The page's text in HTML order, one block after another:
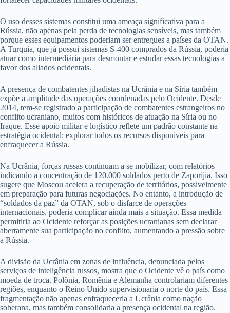
O uso desses sistemas constitui uma ameaça significativa para a
Rússia, não apenas pela perda de tecnologias sensíveis, mas também
porque esses equipamentos poderiam ser entregues a países da OTAN.
A Turquia, que já possui sistemas S-400 comprados da Rússia, poderia
atuar como intermediária para desmontar e estudar essas tecnologias a
favor dos aliados ocidentais.
A presença de combatentes jihadistas na Ucrânia e na Síria também
expõe a amplitude das operações coordenadas pelo Ocidente. Desde
2014, tem-se registrado a participação de combatentes estrangeiros no
conflito ucraniano, muitos com históricos de atuação na Síria ou no
Iraque. Esse apoio militar e logístico reflete um padrão constante na
estratégia ocidental: explorar todos os recursos disponíveis para
enfraquecer a Rússia.
Na Ucrânia, forças russas continuam a se mobilizar, com relatórios
indicando a concentração de 120.000 soldados perto de Zaporíjia. Isso
sugere que Moscou acelera a recuperação de territórios, possivelmente
em preparação para futuras negociações. No entanto, a introdução de
“soldados da paz” da OTAN, sob o disfarce de operações
internacionais, poderia complicar ainda mais a situação. Essa medida
permitiria ao Ocidente reforçar as posições ucranianas sem declarar
abertamente sua participação no conflito, aumentando a pressão sobre
a Rússia.
A divisão da Ucrânia em zonas de influência, denunciada pelos
serviços de inteligência russos, mostra que o Ocidente vê o país como
moeda de troca. Polônia, Romênia e Alemanha controlariam diferentes
regiões, enquanto o Reino Unido supervisionaria o norte do país. Essa
fragmentação não apenas enfraqueceria a Ucrânia como nação
soberana, mas também consolidaria a presença ocidental na região.